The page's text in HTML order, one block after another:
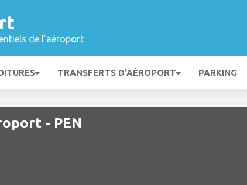
de l’aéroport
TRANSFERTS D'AÉROPORT PARKING
- PEN